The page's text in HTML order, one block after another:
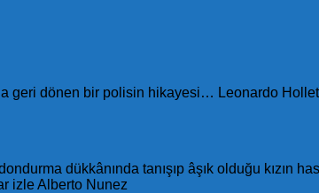
geri dönen bir polisin hikayesi… Leonardo
dükkânında tanışıp âşık olduğu kızın
izle Alberto Nunez